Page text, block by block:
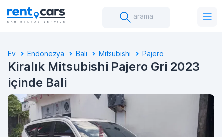
arama
Ev Endonezya Bali Mitsubishi Pajero
Kiralık Mitsubishi Pajero Gri 2023
içinde Bali